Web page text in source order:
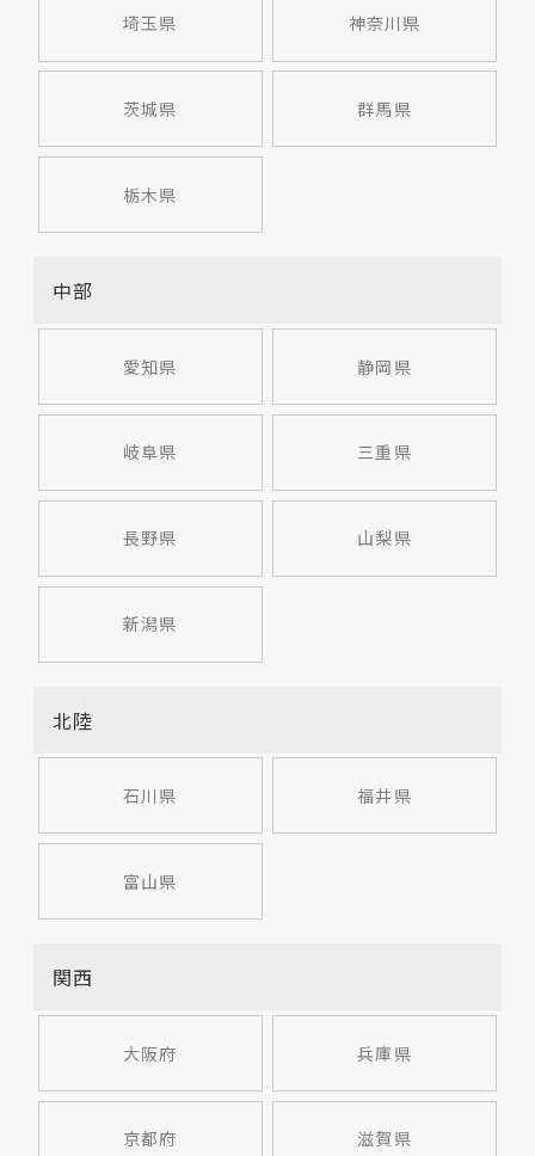
埼玉県 神奈川県
茨城県 群馬県
栃木県
中部
愛知県 静岡県
岐阜県 三重県
長野県 山梨県
新潟県
北陸
石川県 福井県
富山県
関西
大阪府 兵庫県
京都府 滋賀県